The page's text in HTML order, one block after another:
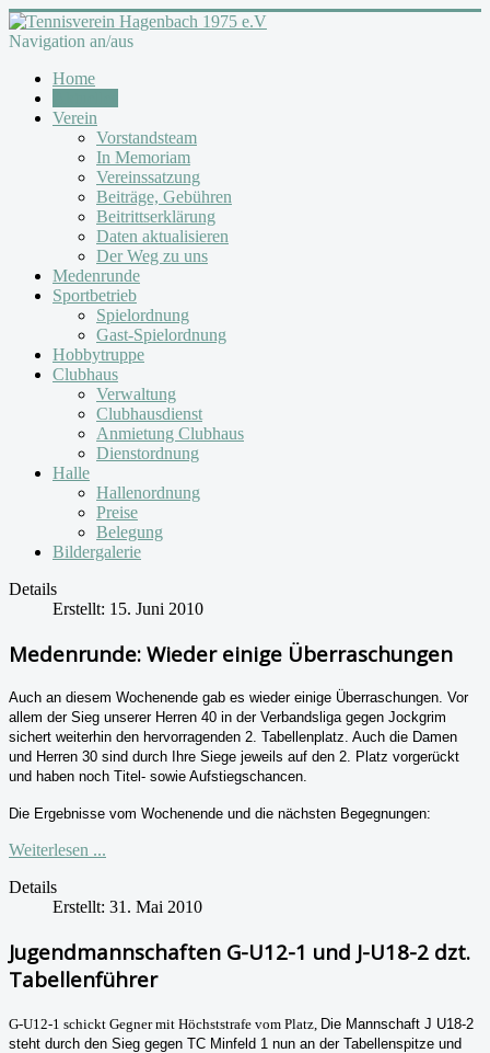
Navigation an/aus
Home
Verein
Vorstandsteam
In Memoriam
Vereinssatzung
Beiträge, Gebühren
Beitrittserklärung
Daten aktualisieren
Der Weg zu uns
Medenrunde
Sportbetrieb
Spielordnung
Gast-Spielordnung
Hobbytruppe
Clubhaus
Verwaltung
Clubhausdienst
Anmietung Clubhaus
Dienstordnung
Halle
Hallenordnung
Preise
Belegung
Bildergalerie
Details
Erstellt: 15. Juni 2010
Medenrunde: Wieder einige Überraschungen
Auch an diesem Wochenende gab es wieder einige Überraschungen. Vor
allem der Sieg unserer Herren 40 in der Verbandsliga gegen Jockgrim
sichert weiterhin den hervorragenden 2. Tabellenplatz. Auch die Damen
und Herren 30 sind durch Ihre Siege jeweils auf den 2. Platz vorgerückt
und haben noch Titel- sowie Aufstiegschancen.
Die Ergebnisse vom Wochenende und die nächsten Begegnungen:
Weiterlesen ...
Details
Erstellt: 31. Mai 2010
Jugendmannschaften G-U12-1 und J-U18-2 dzt.
Tabellenführer
G-U12-1 schickt Gegner mit Höchststrafe vom Platz, Die Mannschaft J U18-2
steht durch den Sieg gegen TC Minfeld 1 nun an der Tabellenspitze und